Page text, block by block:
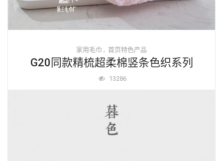
家用毛巾 , 首页特色产品
G20同款精梳超柔棉竖条色织系列
13286
Read More